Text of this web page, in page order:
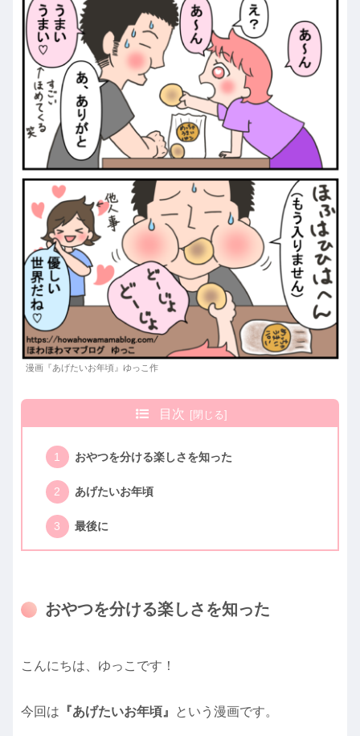
漫画『あげたいお年頃』ゆっこ作
目次
おやつを分ける楽しさを知った
あげたいお年頃
最後に
おやつを分ける楽しさを知った
こんにちは、ゆっこです！
今回は 『あげたいお年頃』 という漫画です。